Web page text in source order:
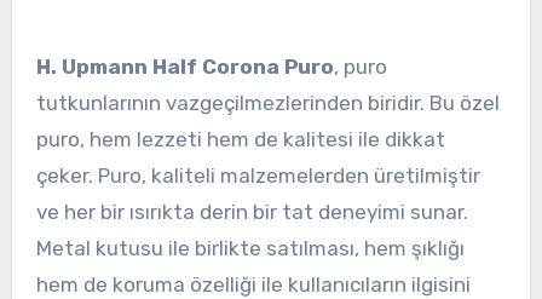
H. Upmann Half Corona Puro, puro
tutkunlarının vazgeçilmezlerinden biridir. Bu özel
puro, hem lezzeti hem de kalitesi ile dikkat
çeker. Puro, kaliteli malzemelerden üretilmiştir
ve her bir ısırıkta derin bir tat deneyimi sunar.
Metal kutusu ile birlikte satılması, hem şıklığı
hem de koruma özelliği ile kullanıcıların ilgisini